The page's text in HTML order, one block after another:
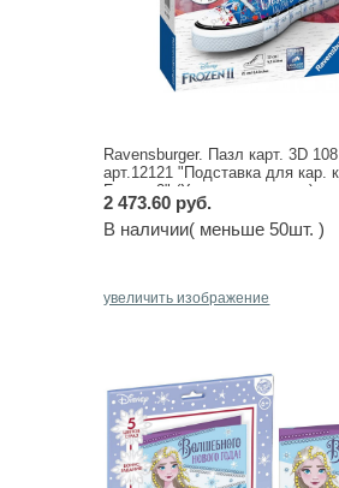
Ravensburger. Пазл карт. 3D 108
арт.12121 "Подставка для кар.
Frozen 2" (Холодное сердце)
2 473.60 руб.
В наличии( меньше 50шт. )
увеличить изображение